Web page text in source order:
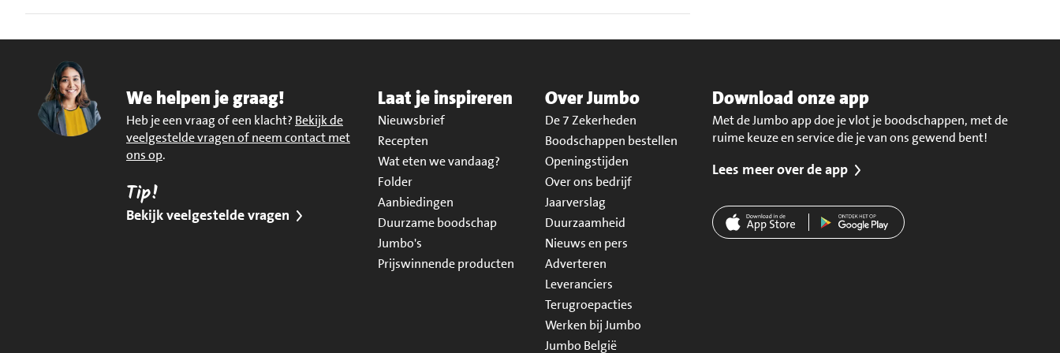
We helpen je graag!
Heb je een vraag of een klacht? Bekijk de
veelgestelde vragen of neem contact met
ons op.
Tip!
Bekijk veelgestelde vragen
Laat je inspireren
Nieuwsbrief
Recepten
Wat eten we vandaag?
Folder
Aanbiedingen
Duurzame boodschap
Jumbo's
Prijswinnende producten
Over Jumbo
De 7 Zekerheden
Boodschappen bestellen
Openingstijden
Over ons bedrijf
Jaarverslag
Duurzaamheid
Nieuws en pers
Adverteren
Leveranciers
Terugroepacties
Werken bij Jumbo
Jumbo België
Download onze app
Met de Jumbo app doe je vlot je boodschappen, met de
ruime keuze en service die je van ons gewend bent!
Lees meer over de app